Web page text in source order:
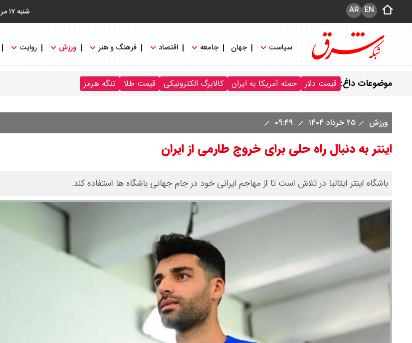
شنبه ۱۷ مرداد ۱۴۰۵ EN
AR
سیاست جهان جامعه اقتصاد فرهنگ و هنر ورزش روایت
موضوعات داغ: قیمت دلار حمله آمریکا به ایران کالابرگ الکترونیکی قیمت طلا تنگه هرمز
ورزش ۲۵ خرداد ۱۴۰۴
اینتر به دنبال راه حلی برای خروج طارمی از ایران
باشگاه اینتر ایتالیا در تلاش است تا از مهاجم ایرانی خود در جام جهانی باشگاه ها استفاده کند.